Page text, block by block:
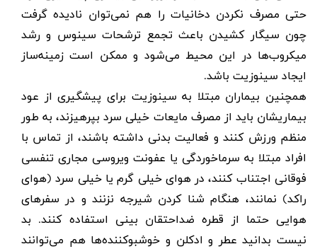
حتی مصرف نکردن دخانیات را هم نمی‌توان نادیده گرفت
چون سیگار کشیدن باعث تجمع ترشحات سینوس و رشد
میکروب‌ها در این محیط می‌شود و ممکن است زمینه‌ساز
ایجاد سینوزیت باشد.
همچنین بیماران مبتلا به سینوزیت برای پیشگیری از عود
بیماریشان باید از مصرف مایعات خیلی سرد بپرهیزند، به طور
منظم ورزش کنند و فعالیت بدنی داشته باشند، از تماس با
افراد مبتلا به سرماخوردگی یا عفونت ویروسی مجاری تنفسی
فوقانی اجتناب کنند، در هوای خیلی گرم یا خیلی سرد (هوای
راکد) نمانند، هنگام شنا کردن شیرجه نزنند و در سفرهای
هوایی حتما از قطره ضداحتقان بینی استفاده کنند. بد
نیست بدانید عطر و ادکلن و خوشبوکننده‌ها هم می‌توانند